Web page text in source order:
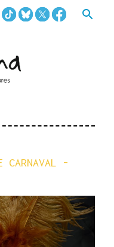
principal
CARNAVAL -